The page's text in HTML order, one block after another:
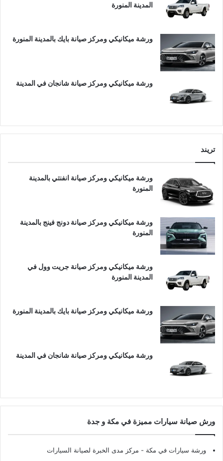
المدينة المنورة
ورشة ميكانيكي ومركز صيانة بايك بالمدينة المنورة
ورشة ميكانيكي ومركز صيانة شانجان في المدينة
تريند
ورشة ميكانيكي ومركز صيانة انفنتي بالمدينة
المنورة
ورشة ميكانيكي ومركز صيانة دونج فينج بالمدينة
المنورة
ورشة ميكانيكي ومركز صيانة جريت وول في
المدينة المنورة
ورشة ميكانيكي ومركز صيانة بايك بالمدينة المنورة
ورشة ميكانيكي ومركز صيانة شانجان في المدينة
ورش صيانة سيارات مميزة في مكة و جدة
ورشة سيارات في مكة - مركز مدى الخبرة لصيانة السيارات